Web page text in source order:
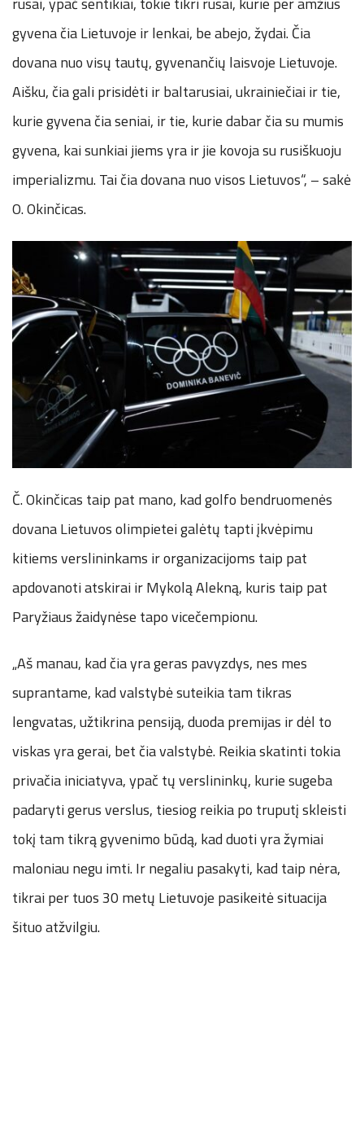
gyvena čia Lietuvoje ir lenkai, be abejo, žydai. Čia
dovana nuo visų tautų, gyvenančių laisvoje Lietuvoje.
Aišku, čia gali prisidėti ir baltarusiai, ukrainiečiai ir tie,
kurie gyvena čia seniai, ir tie, kurie dabar čia su mumis
gyvena, kai sunkiai jiems yra ir jie kovoja su rusiškuoju
imperializmu. Tai čia dovana nuo visos Lietuvos“, – sakė
O. Okinčicas.
Č. Okinčicas taip pat mano, kad golfo bendruomenės
dovana Lietuvos olimpietei galėtų tapti įkvėpimu
kitiems verslininkams ir organizacijoms taip pat
apdovanoti atskirai ir Mykolą Alekną, kuris taip pat
Paryžiaus žaidynėse tapo vicečempionu.
„Aš manau, kad čia yra geras pavyzdys, nes mes
suprantame, kad valstybė suteikia tam tikras
lengvatas, užtikrina pensiją, duoda premijas ir dėl to
viskas yra gerai, bet čia valstybė. Reikia skatinti tokia
privačia iniciatyva, ypač tų verslininkų, kurie sugeba
padaryti gerus verslus, tiesiog reikia po truputį skleisti
tokį tam tikrą gyvenimo būdą, kad duoti yra žymiai
maloniau negu imti. Ir negaliu pasakyti, kad taip nėra,
tikrai per tuos 30 metų Lietuvoje pasikeitė situacija
šituo atžvilgiu.